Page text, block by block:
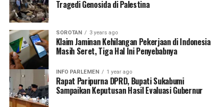
Tragedi Genosida di Palestina
SOROTAN 3 years ago
Klaim Jaminan Kehilangan Pekerjaan di Indonesia
Masih Seret, Tiga Hal Ini Penyebabnya
INFO PARLEMEN 1 year ago
Rapat Paripurna DPRD, Bupati Sukabumi
Sampaikan Keputusan Hasil Evaluasi Gubernur